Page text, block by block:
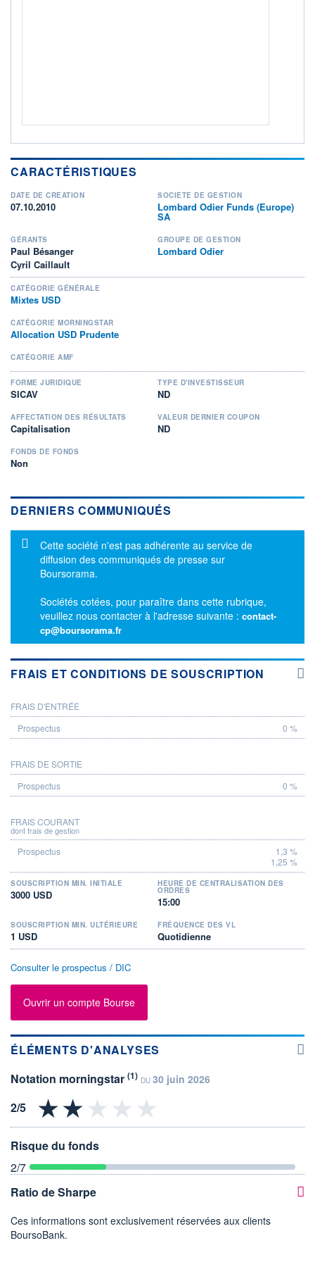
CARACTÉRISTIQUES
DATE DE CRÉATION
07.10.2010
SOCIÉTÉ DE GESTION
Lombard Odier Funds (Europe)
SA
GÉRANTS
Paul Bésanger
Cyril Caillault
GROUPE DE GESTION
Lombard Odier
CATÉGORIE GÉNÉRALE
Mixtes USD
CATÉGORIE MORNINGSTAR
Allocation USD Prudente
CATÉGORIE AMF
FORME JURIDIQUE
SICAV
TYPE D'INVESTISSEUR
ND
AFFECTATION DES RÉSULTATS
Capitalisation
VALEUR DERNIER COUPON
ND
FONDS DE FONDS
Non
DERNIERS COMMUNIQUÉS
Message d'information
Cette société n'est pas adhérente au service de
diffusion des communiqués de presse sur
Boursorama.
Sociétés cotées, pour paraître dans cette rubrique,
veuillez nous contacter à l'adresse suivante : contact-
cp@boursorama.fr
FRAIS ET CONDITIONS DE SOUSCRIPTION
PROSPECTUS
FRAIS D'ENTRÉE
0 %
FRAIS DE SORTIE
0 %
FRAIS COURANT
dont frais de gestion
1,3 %
1,25 %
SOUSCRIPTION MIN. INITIALE
3000 USD
HEURE DE CENTRALISATION DES
ORDRES
15:00
SOUSCRIPTION MIN. ULTÉRIEURE
1 USD
FRÉQUENCE DES VL
Quotidienne
Consulter le prospectus / DIC
Ouvrir un compte Bourse
ÉLÉMENTS D'ANALYSES
Notation morningstar (1) DU 30 juin 2026
Risque du fonds
2/7
Ratio de Sharpe
Ces informations sont exclusivement réservées aux clients
BoursoBank.